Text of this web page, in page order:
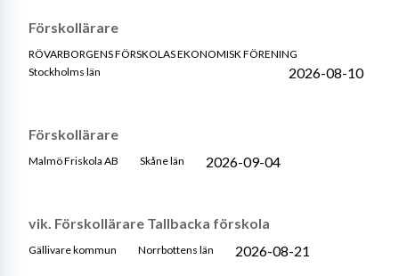
Förskollärare
RÖVARBORGENS FÖRSKOLAS EKONOMISK FÖRENING
Stockholms län
2026-08-10
Förskollärare
Malmö Friskola AB Skåne län 2026-09-04
vik. Förskollärare Tallbacka förskola
Gällivare kommun Norrbottens län 2026-08-21